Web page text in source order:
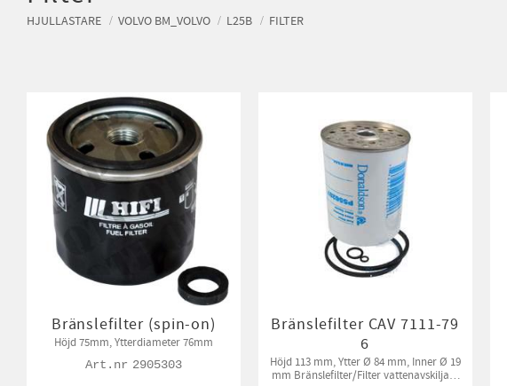
HJULLASTARE VOLVO BM_VOLVO L25B FILTER
Bränslefilter (spin-on)
Höjd 75mm, Ytterdiameter 76mm
2905303
Bränslefilter CAV 7111-79
6
Höjd 113 mm, Ytter Ø 84 mm, Inner Ø 19
mm Bränslefilter/Filter vattenavskiljare